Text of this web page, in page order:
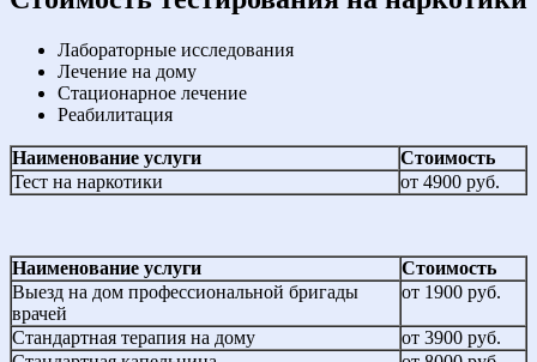
Лабораторные исследования
Лечение на дому
Стационарное лечение
Реабилитация
Наименование услуги
Стоимость
Тест на наркотики
от 4900 руб.
Наименование услуги
Стоимость
Выезд на дом профессиональной бригады
врачей
от 1900 руб.
Стандартная терапия на дому
от 3900 руб.